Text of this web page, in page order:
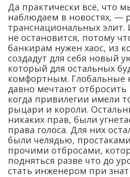
Да практически всё, что
наблюдаем в новостях, —
транснациональных элит.
не остановится, потому
банкирам нужен хаос, из
создадут для себя новый
который для остальных
комфортным. Глобальные
давно мечтают отбросить
когда привилегии имели
рыцари и короли.
никаких прав, были
права голоса. Для них
были челядью,
прочими отбросами,
подняться разве что до
стать инженером при